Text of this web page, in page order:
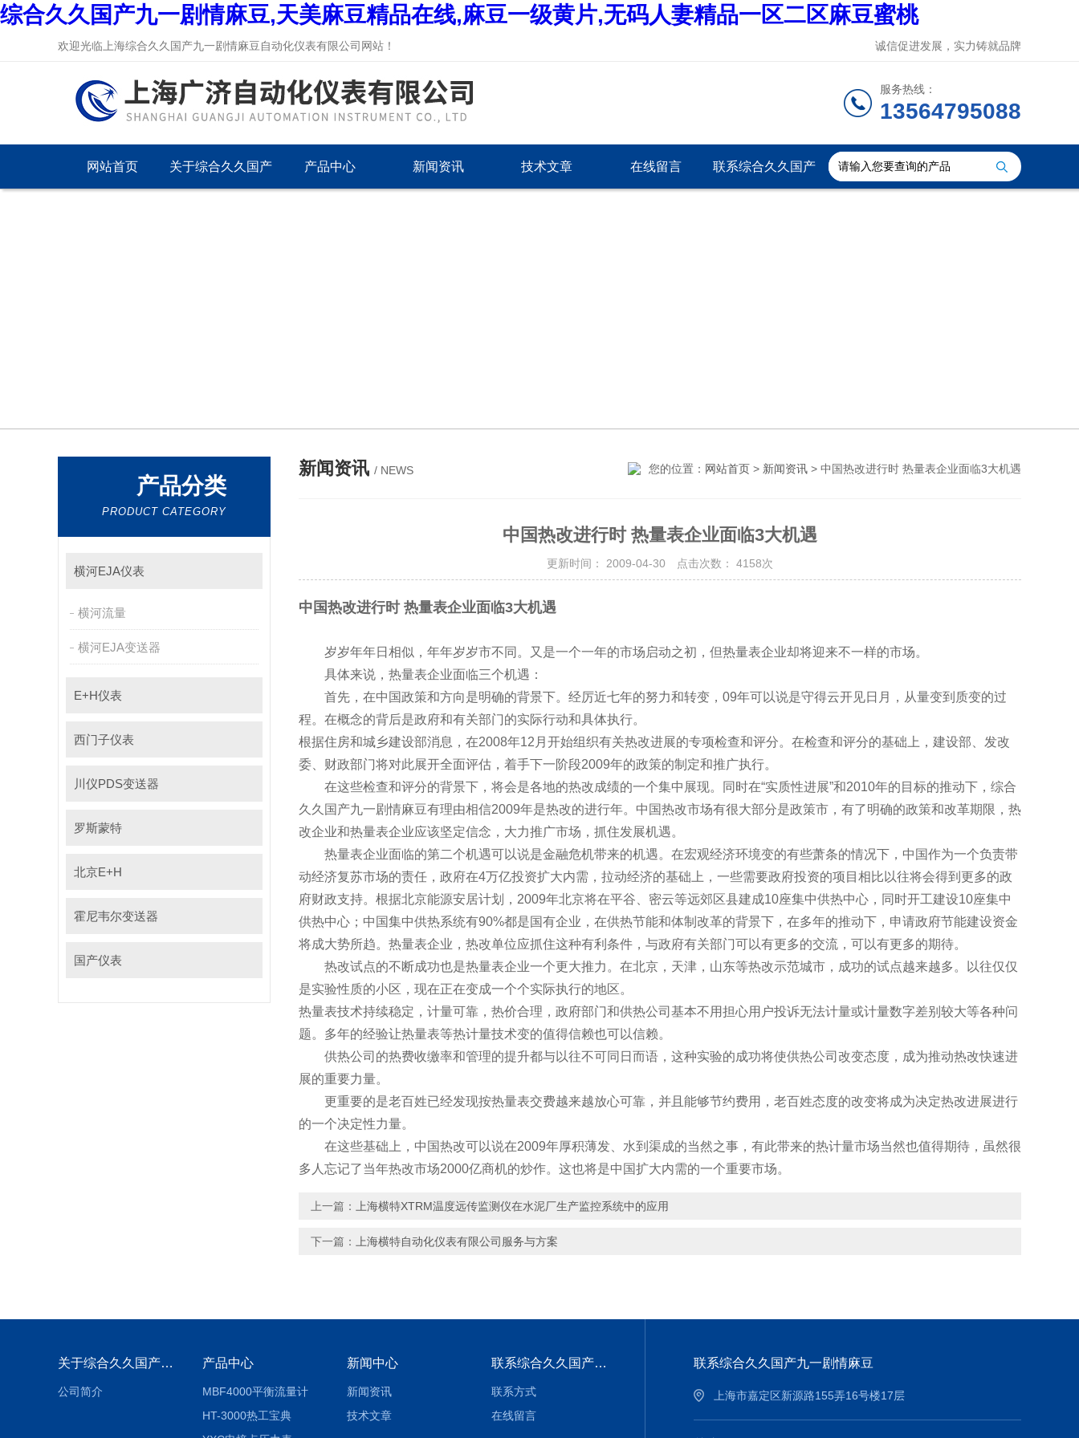
综合久久国产九一剧情麻豆,天美麻豆精品在线,麻豆一级黄片,无码人妻精品一区二区麻豆蜜桃
欢迎光临上海综合久久国产九一剧情麻豆自动化仪表有限公司网站！ 诚信促进发展，实力铸就品牌
服务热线：
13564795088
网站首页 关于综合久久国产 产品中心 新闻资讯 技术文章 在线留言 联系综合久久国产
产品分类
PRODUCT CATEGORY
横河EJA仪表
横河流量
横河EJA变送器
E+H仪表
西门子仪表
川仪PDS变送器
罗斯蒙特
北京E+H
霍尼韦尔变送器
国产仪表
新闻资讯 / NEWS 您的位置： 网站首页 > 新闻资讯 > 中国热改进行时 热量表企业面临3大机遇
中国热改进行时 热量表企业面临3大机遇
更新时间： 2009-04-30 点击次数： 4158次
中国热改进行时 热量表企业面临3大机遇
岁岁年年日相似，年年岁岁市不同。又是一个一年的市场启动之初，但热量表企业却将迎来不一样的市场。
具体来说，热量表企业面临三个机遇：
首先，在中国政策和方向是明确的背景下。经厉近七年的努力和转变，09年可以说是守得云开见日月，从量变到质变的过
程。在概念的背后是政府和有关部门的实际行动和具体执行。
根据住房和城乡建设部消息，在2008年12月开始组织有关热改进展的专项检查和评分。在检查和评分的基础上，建设部、发改
委、财政部门将对此展开全面评估，着手下一阶段2009年的政策的制定和推广执行。
在这些检查和评分的背景下，将会是各地的热改成绩的一个集中展现。同时在“实质性进展”和2010年的目标的推动下，综合
久久国产九一剧情麻豆有理由相信2009年是热改的进行年。中国热改市场有很大部分是政策市，有了明确的政策和改革期限，热
改企业和热量表企业应该坚定信念，大力推广市场，抓住发展机遇。
热量表企业面临的第二个机遇可以说是金融危机带来的机遇。在宏观经济环境变的有些萧条的情况下，中国作为一个负责带
动经济复苏市场的责任，政府在4万亿投资扩大内需，拉动经济的基础上，一些需要政府投资的项目相比以往将会得到更多的政
府财政支持。根据北京能源安居计划，2009年北京将在平谷、密云等远郊区县建成10座集中供热中心，同时开工建设10座集中
供热中心；中国集中供热系统有90%都是国有企业，在供热节能和体制改革的背景下，在多年的推动下，申请政府节能建设资金
将成大势所趋。热量表企业，热改单位应抓住这种有利条件，与政府有关部门可以有更多的交流，可以有更多的期待。
热改试点的不断成功也是热量表企业一个更大推力。在北京，天津，山东等热改示范城市，成功的试点越来越多。以往仅仅
是实验性质的小区，现在正在变成一个个实际执行的地区。
热量表技术持续稳定，计量可靠，热价合理，政府部门和供热公司基本不用担心用户投诉无法计量或计量数字差别较大等各种问
题。多年的经验让热量表等热计量技术变的值得信赖也可以信赖。
供热公司的热费收缴率和管理的提升都与以往不可同日而语，这种实验的成功将使供热公司改变态度，成为推动热改快速进
展的重要力量。
更重要的是老百姓已经发现按热量表交费越来越放心可靠，并且能够节约费用，老百姓态度的改变将成为决定热改进展进行
的一个决定性力量。
在这些基础上，中国热改可以说在2009年厚积薄发、水到渠成的当然之事，有此带来的热计量市场当然也值得期待，虽然很
多人忘记了当年热改市场2000亿商机的炒作。这也将是中国扩大内需的一个重要市场。
上一篇： 上海横特XTRM温度远传监测仪在水泥厂生产监控系统中的应用
下一篇： 上海横特自动化仪表有限公司服务与方案
关于综合久久国产九一剧情麻豆
公司简介
产品中心
MBF4000平衡流量计
HT-3000热工宝典
新闻中心
新闻资讯
技术文章
联系综合久久国产九一剧情麻豆
联系方式
在线留言
联系综合久久国产九一剧情麻豆
上海市嘉定区新源路155弄16号楼17层